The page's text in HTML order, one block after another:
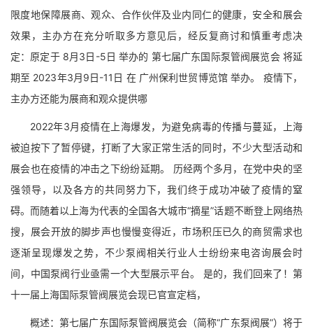
限度地保障展商、观众、合作伙伴及业内同仁的健康，安全和展会
效果，主办方在充分听取多方意见后，经反复商讨和慎重考虑决
定：原定于 8月3日-5日 举办的 第七届广东国际泵管阀展览会 将延
期至 2023年3月9日-11日 在 广州保利世贸博览馆 举办。 疫情下，
主办方还能为展商和观众提供哪
2022年3月疫情在上海爆发，为避免病毒的传播与蔓延，上海
被迫按下了暂停键，打断了大家正常生活的同时，不少大型活动和
展会也在疫情的冲击之下纷纷延期。 历经两个多月，在党中央的坚
强领导，以及各方的共同努力下，我们终于成功冲破了疫情的窒
碍。而随着以上海为代表的全国各大城市“摘星”话题不断登上网络热
搜，展会开放的脚步声也慢慢变得近，市场积压已久的商贸需求也
逐渐呈现爆发之势，不少泵阀相关行业人士纷纷来电咨询展会时
间，中国泵阀行业亟需一个大型展示平台。 是的，我们回来了！第
十一届上海国际泵管阀展览会现已官宣定档，
概述：第七届广东国际泵管阀展览会（简称“广东泵阀展”）将于